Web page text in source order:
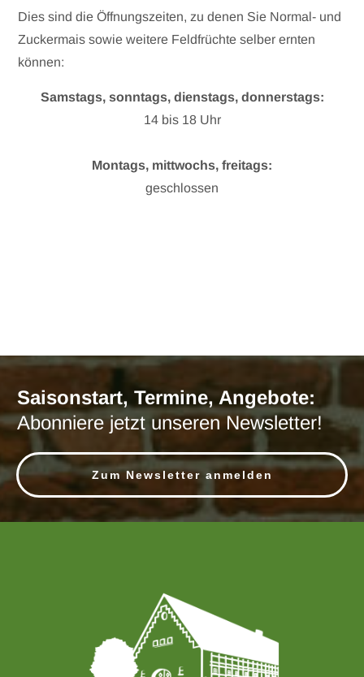
Dies sind die Öffnungszeiten, zu denen Sie Normal- und
Zuckermais sowie weitere Feldfrüchte selber ernten
können:
Samstags, sonntags, dienstags, donnerstags:
14 bis 18 Uhr
Montags, mittwochs, freitags:
geschlossen
Saisonstart, Termine, Angebote:
Abonniere jetzt unseren Newsletter!
Zum Newsletter anmelden